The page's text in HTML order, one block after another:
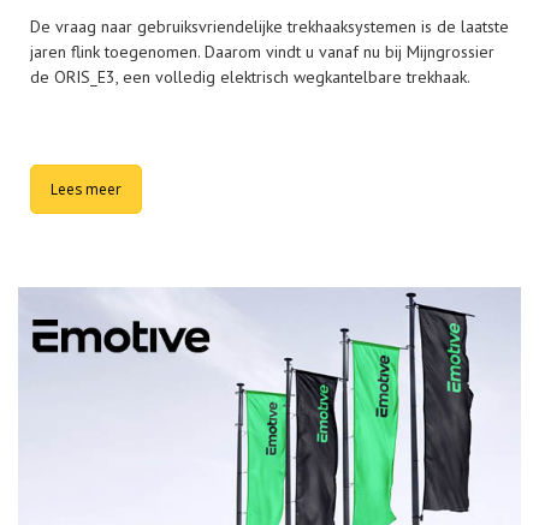
De vraag naar gebruiksvriendelijke trekhaaksystemen is de laatste
jaren flink toegenomen. Daarom vindt u vanaf nu bij Mijngrossier
de ORIS_E3, een volledig elektrisch wegkantelbare trekhaak.
Lees meer